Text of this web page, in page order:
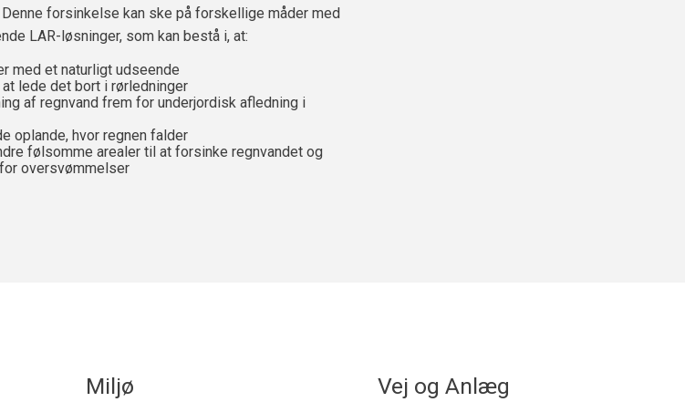
forsinkelse kan ske på forskellige måder med
LAR-løsninger, som kan bestå i, at:
med et naturligt udseende
lede det bort i rørledninger
af regnvand frem for underjordisk afledning i
oplande, hvor regnen falder
følsomme arealer til at forsinke regnvandet og
oversvømmelser
Miljø Vej og Anlæg